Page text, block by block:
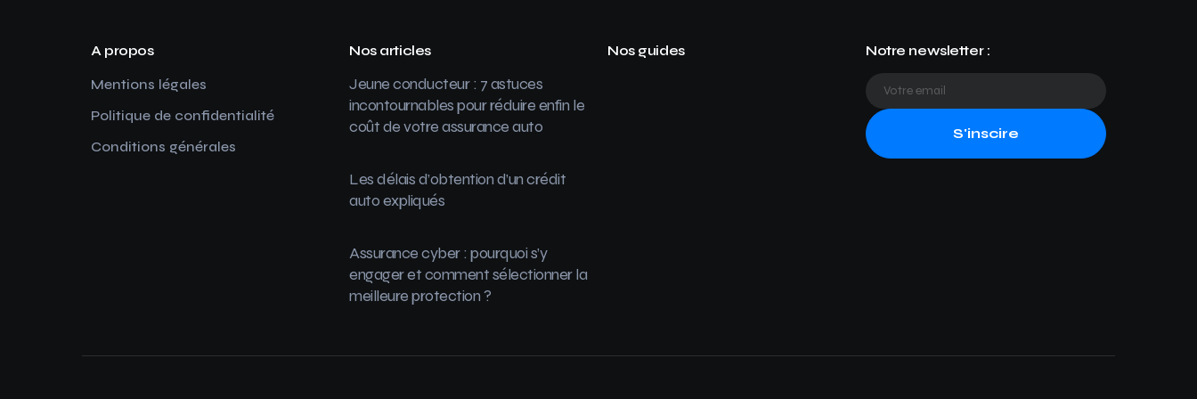
A propos
Mentions légales
Politique de confidentialité
Conditions générales
Nos articles
Jeune conducteur : 7 astuces
incontournables pour réduire enfin le
coût de votre assurance auto
Les délais d’obtention d’un crédit
auto expliqués
Assurance cyber : pourquoi s’y
engager et comment sélectionner la
meilleure protection ?
Nos guides Notre newsletter :
S'inscire